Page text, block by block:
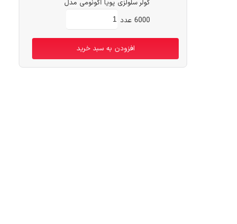
کولر سلولزی پویا اکونومی مدل
6000 عدد
افزودن به سبد خرید